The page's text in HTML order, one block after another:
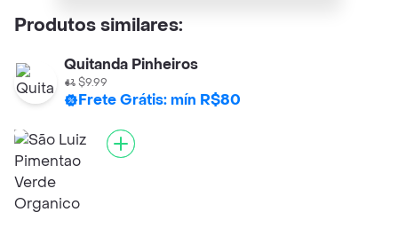
Produtos similares:
Quitanda Pinheiros
$9.99
Frete Grátis: mín R$80